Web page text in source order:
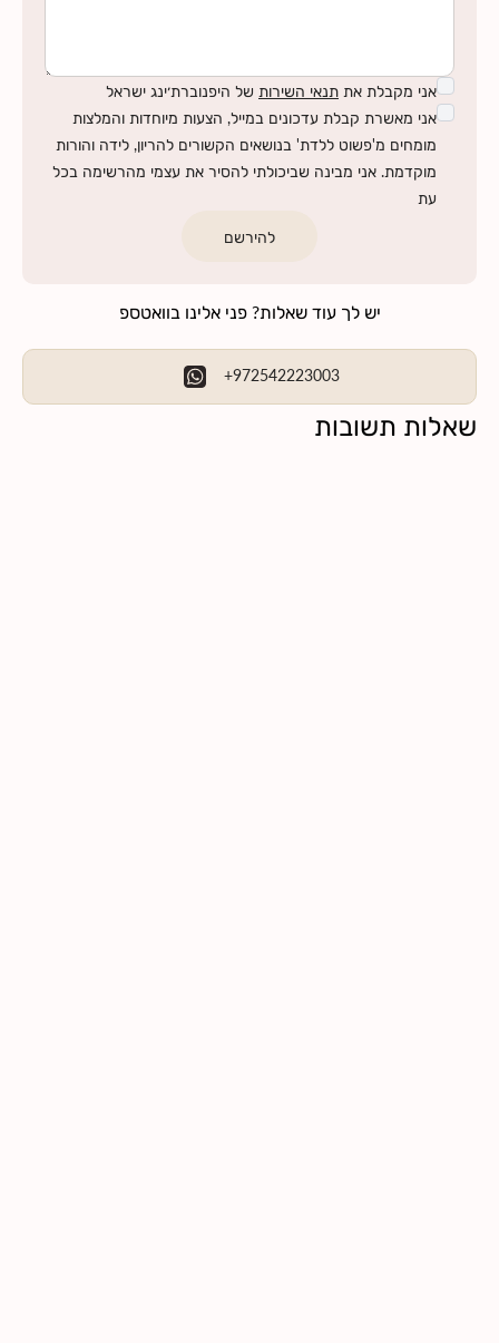
אני מקבלת את תנאי השירות של היפנוברת׳ינג ישראל
אני מאשרת קבלת עדכונים במייל, הצעות מיוחדות והמלצות
מומחים מ'פשוט ללדת' בנושאים הקשורים להריון, לידה והורות
מוקדמת. אני מבינה שביכולתי להסיר את עצמי מהרשימה בכל
עת
להירשם
יש לך עוד שאלות? פני אלינו בוואטספ
+972542223003
שאלות תשובות